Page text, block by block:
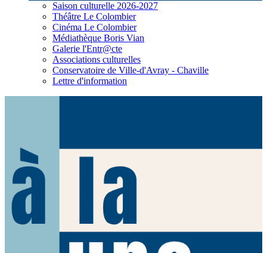
Saison culturelle 2026-2027
Théâtre Le Colombier
Cinéma Le Colombier
Médiathèque Boris Vian
Galerie l'Entr@cte
Associations culturelles
Conservatoire de Ville-d'Avray - Chaville
Lettre d'information